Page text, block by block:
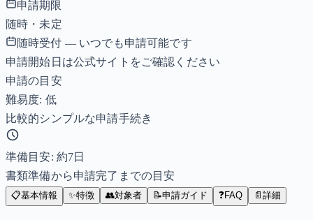
申請期限
随時・未定
随時受付 — いつでも申請可能です
申請開始日は公式サイトをご確認ください
申請の目安
難易度: 低
比較的シンプルな申請手続き
準備目安: 約7日
書類準備から申請完了までの目安
📋基本情報 ✨特徴 👥対象者 📝申請ガイド ❓FAQ 📄 詳細